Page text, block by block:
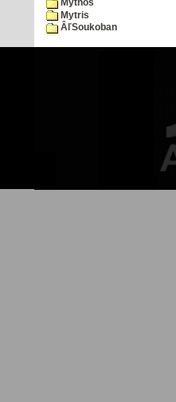
Mythos
Mytris
ÂľSoukoban